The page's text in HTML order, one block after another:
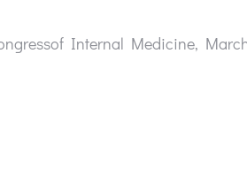
Internal Medicine,